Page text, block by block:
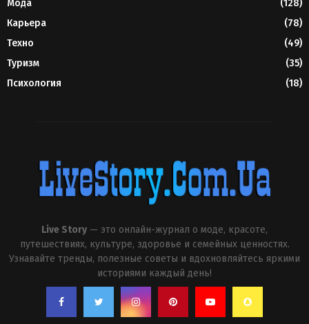
Мода
(128)
Карьера
(78)
Техно
(49)
Туризм
(35)
Психология
(18)
Live Story — это онлайн-журнал о моде, красоте,
путешествиях, культуре, здоровье и семейных ценностях.
Узнавайте тренды, полезные советы и вдохновляйтесь яркими
историями каждый день!